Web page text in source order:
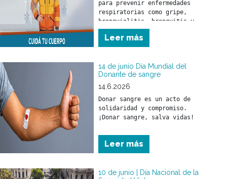
para prevenir enfermedades
respiratorias como gripe,
bronquiolitis, bronquitis y
neumonía. Estas pueden
afectar a toda la población
pero, fundamentalmente, a los
Leer más
14 de junio Día Mundial del
Donante de sangre
14.6.2026
Donar sangre es un acto de
solidaridad y compromiso.
¡Donar sangre, salva vidas!
Leer más
10 de junio | Día Nacional de la